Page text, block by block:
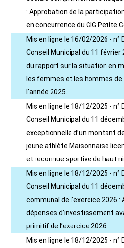
: Approbation de la
en concurrence du CIG Petite
Mis en ligne le 16/02/2026 - n°
Conseil Municipal du 11 février
du rapport sur la situation en
les femmes et les hommes
l’année 2025.
Mis en ligne le 18/12/2025 - n°
Conseil Municipal du 11
exceptionnelle d’un montant
jeune athlète Maisonnaise
et reconnue sportive de haut
Mis en ligne le 18/12/2025 - n°
Conseil Municipal du 11
communal de l’exercice 2026 :
dépenses d’investissement
primitif de l’exercice 2026.
Mis en ligne le 18/12/2025 - n°